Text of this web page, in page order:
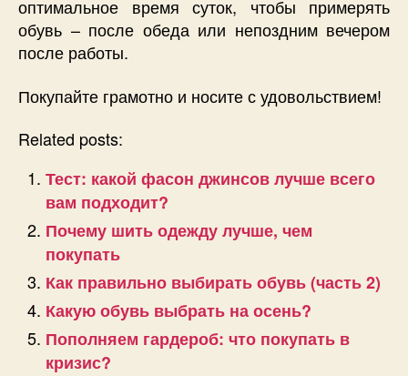
оптимальное время суток, чтобы примерять
обувь – после обеда или непоздним вечером
после работы.
Покупайте грамотно и носите с удовольствием!
Related posts:
Тест: какой фасон джинсов лучше всего
вам подходит?
Почему шить одежду лучше, чем
покупать
Как правильно выбирать обувь (часть 2)
Какую обувь выбрать на осень?
Пополняем гардероб: что покупать в
кризис?